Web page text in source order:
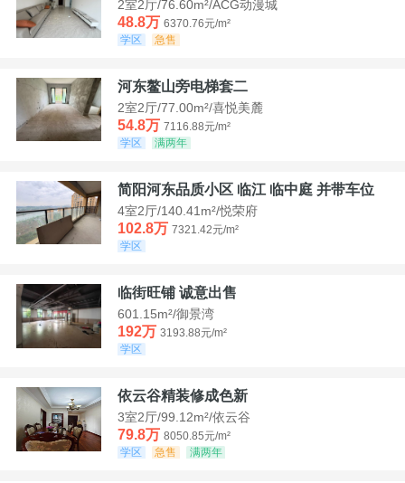
2室2厅/76.60m²/ACG动漫城
48.8万 6370.76元/m²
学区
急售
河东鳌山旁电梯套二
2室2厅/77.00m²/喜悦美麓
54.8万 7116.88元/m²
学区
满两年
简阳河东品质小区 临江 临中庭 并带车位
4室2厅/140.41m²/悦荣府
102.8万 7321.42元/m²
学区
临街旺铺 诚意出售
601.15m²/御景湾
192万 3193.88元/m²
学区
依云谷精装修成色新
3室2厅/99.12m²/依云谷
79.8万 8050.85元/m²
学区
急售 满两年